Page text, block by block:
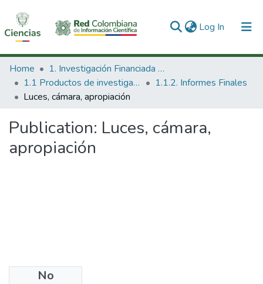
Log In (current)
Communities & Collections
All of DSpace
Home
1. Investigación Financiada con Recursos Públicos
1.1 Productos de investigación
1.1.2. Informes Finales
Luces, cámara, apropiación
Publication: Luces, cámara,
apropiación
No